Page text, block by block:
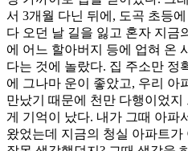
서 3개월 다닌 뒤에, 도곡 초등
다 오던 날 길을 잃고 혼자 지금
에 어느 할아버지 등에 업혀 온
다는 것에 놀랐다. 집 주소만 정
에 그나마 운이 좋았고, 우리 아
만났기 때문에 천만 다행이었
게 기억이 났다. 내가 그때 아파
왔었는데 지금의 청실 아파트